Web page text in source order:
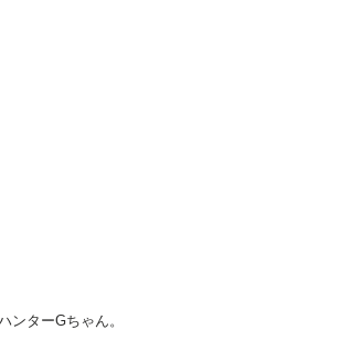
ンターGちゃん。